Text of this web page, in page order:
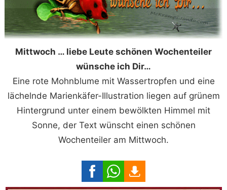
Mittwoch … liebe Leute schönen Wochenteiler
wünsche ich Dir…
Eine rote Mohnblume mit Wassertropfen und eine
lächelnde Marienkäfer-Illustration liegen auf grünem
Hintergrund unter einem bewölkten Himmel mit
Sonne, der Text wünscht einen schönen
Wochenteiler am Mittwoch.